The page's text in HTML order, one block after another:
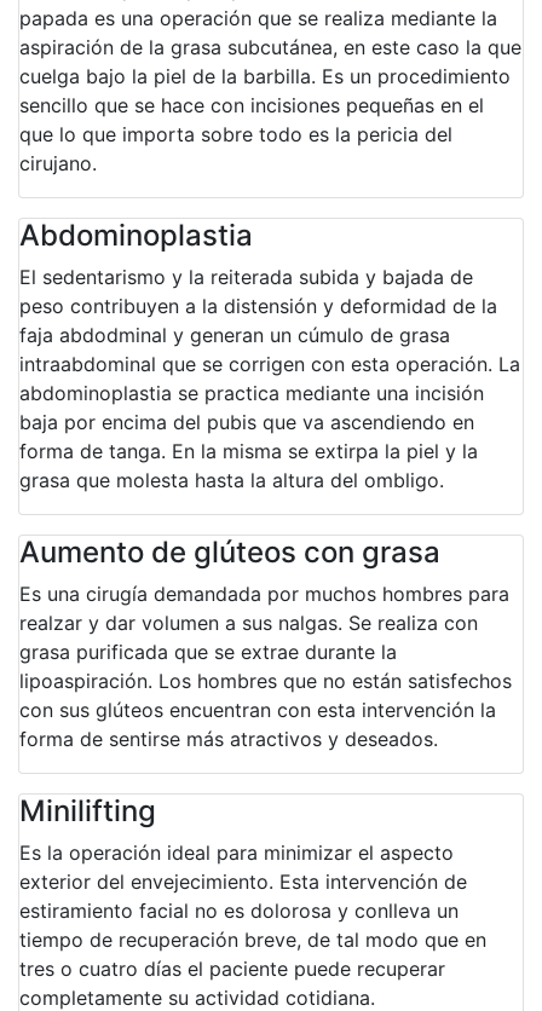
papada es una operación que se realiza mediante la
aspiración de la grasa subcutánea, en este caso la que
cuelga bajo la piel de la barbilla. Es un procedimiento
sencillo que se hace con incisiones pequeñas en el
que lo que importa sobre todo es la pericia del
cirujano.
Abdominoplastia
El sedentarismo y la reiterada subida y bajada de
peso contribuyen a la distensión y deformidad de la
faja abdodminal y generan un cúmulo de grasa
intraabdominal que se corrigen con esta operación. La
abdominoplastia se practica mediante una incisión
baja por encima del pubis que va ascendiendo en
forma de tanga. En la misma se extirpa la piel y la
grasa que molesta hasta la altura del ombligo.
Aumento de glúteos con grasa
Es una cirugía demandada por muchos hombres para
realzar y dar volumen a sus nalgas. Se realiza con
grasa purificada que se extrae durante la
lipoaspiración. Los hombres que no están satisfechos
con sus glúteos encuentran con esta intervención la
forma de sentirse más atractivos y deseados.
Minilifting
Es la operación ideal para minimizar el aspecto
exterior del envejecimiento. Esta intervención de
estiramiento facial no es dolorosa y conlleva un
tiempo de recuperación breve, de tal modo que en
tres o cuatro días el paciente puede recuperar
completamente su actividad cotidiana.